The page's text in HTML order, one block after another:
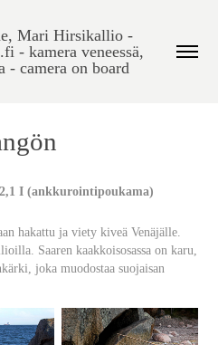
Mari Hirsikallio -
- kamera veneessä,
- camera on board
I (ankkurointipoukama)
hakattu ja viety kiveä Venäjälle.
Saaren kaakkoisosassa on karu,
joka muodostaa suojaisan